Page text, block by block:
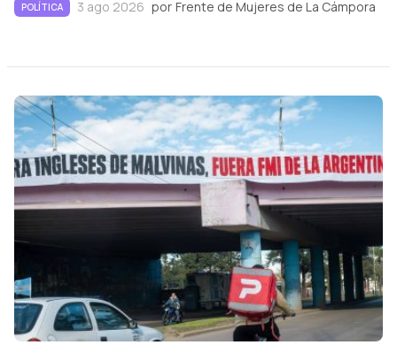
POLÍTICA 3 ago 2026 por Frente de Mujeres de La Cámpora